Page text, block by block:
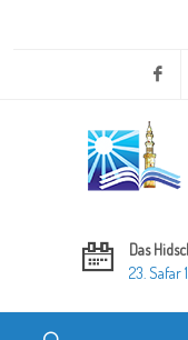
Das
23. Safar